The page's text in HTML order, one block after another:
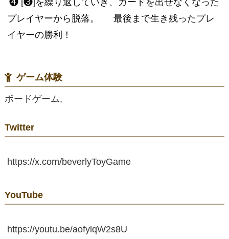
プレイヤーから脱落。 最後まで生き残ったプレ
イヤーの勝利！
ゲーム体験
ボードゲーム,
Twitter
https://x.com/beverlyToyGame
YouTube
https://youtu.be/aofylqW2s8U